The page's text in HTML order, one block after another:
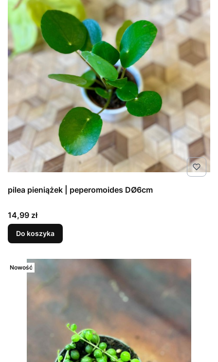
pilea pieniążek | peperomoides DØ6cm
Cena
14,99 zł
Do koszyka
Nowość